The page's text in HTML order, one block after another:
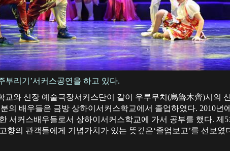
부리기’서커스공연을 하고 있다.
교와 신장 예술극장서커스단이 같이 우루무치(烏魯木齊)시의
의 배우들은 금방 상하이서커스학교에서 졸업하였다. 2010년
서커스배우들로서 상하이서커스학교에 가서 공부를 했다. 제
향의 관객들에게 기념가치가 있는 뜻깊은‘졸업보고’를 선보였